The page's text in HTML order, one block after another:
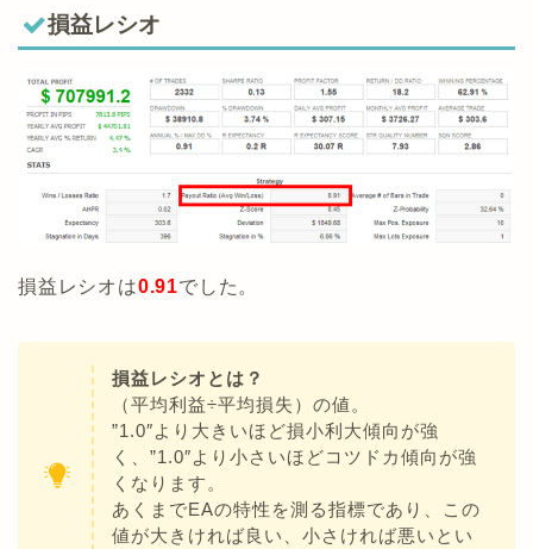
損益レシオ
損益レシオは0.91でした。
損益レシオとは？
（平均利益÷平均損失）の値。
”1.0″より大きいほど損小利大傾向が強
く、”1.0″より小さいほどコツドカ傾向が強
くなります。
あくまでEAの特性を測る指標であり、この
値が大きければ良い、小さければ悪いとい